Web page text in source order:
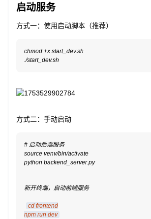
启动服务
方式一：使用启动脚本（推荐）
chmod +x start_dev.sh
./start_dev.sh
方式二：手动启动
# 启动后端服务
source venv/bin/activate
python backend_server.py
新开终端，启动前端服务
cd frontend
npm run dev